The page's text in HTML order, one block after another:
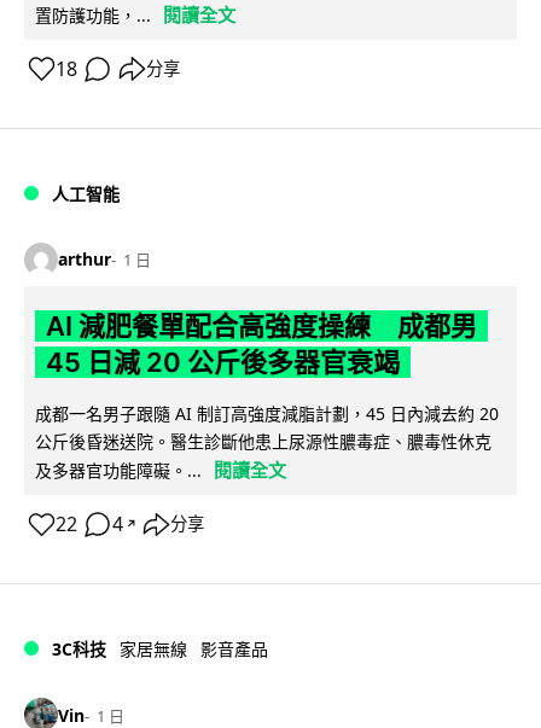
置防護功能，...
閱讀全文
18 分享
人工智能
arthur 1 日
AI 減肥餐單配合高強度操練 成都男
45 日減 20 公斤後多器官衰竭
成都一名男子跟隨 AI 制訂高強度減脂計劃，45 日內減去約 20
公斤後昏迷送院。醫生診斷他患上尿源性膿毒症、膿毒性休克
及多器官功能障礙。...
閱讀全文
22 4 ↗ 分享
3C科技 家居無線 影音產品
Vin 1 日